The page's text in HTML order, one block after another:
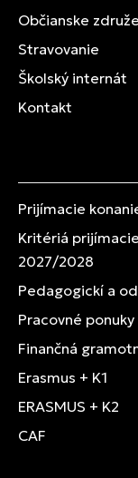
Občianske
Stravovanie
Školský internát
Kontakt
Prijímacie
Kritériá
2027/2028
Pedagogickí a
Pracovné ponuky
Finančná
Erasmus + K1
ERASMUS + K2
CAF